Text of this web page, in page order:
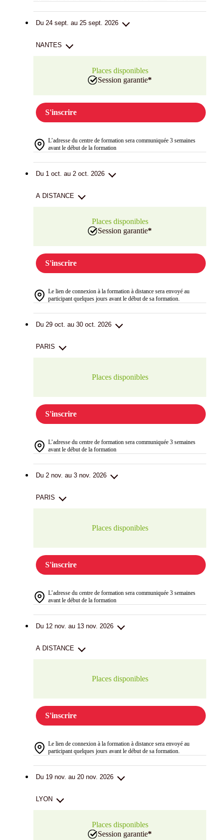
Du 24 sept. au 25 sept. 2026
NANTES
Places disponibles
Session garantie*
S'inscrire
L’adresse du centre de formation sera communiquée 3 semaines
avant le début de la formation
Du 1 oct. au 2 oct. 2026
A DISTANCE
Places disponibles
Session garantie*
S'inscrire
Le lien de connexion à la formation à distance sera envoyé au
participant quelques jours avant le début de sa formation.
Du 29 oct. au 30 oct. 2026
PARIS
Places disponibles
S'inscrire
L’adresse du centre de formation sera communiquée 3 semaines
avant le début de la formation
Du 2 nov. au 3 nov. 2026
PARIS
Places disponibles
S'inscrire
L’adresse du centre de formation sera communiquée 3 semaines
avant le début de la formation
Du 12 nov. au 13 nov. 2026
A DISTANCE
Places disponibles
S'inscrire
Le lien de connexion à la formation à distance sera envoyé au
participant quelques jours avant le début de sa formation.
Du 19 nov. au 20 nov. 2026
LYON
Places disponibles
Session garantie*